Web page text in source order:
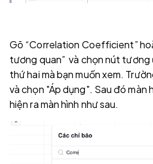
Gõ “Correlation Coefficient”
tương quan” và chọn nút tương
thứ hai mà bạn muốn xem.
và chọn "Áp dụng". Sau đó màn
hiện ra màn hình như sau.